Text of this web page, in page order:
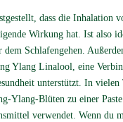
dass die Inhalation
Wirkung hat. Ist also
Schlafengehen.
Ylang Linalool, eine
unterstützt. In vielen
Ylang-Blüten zu einer Paste
verwendet. Wenn du